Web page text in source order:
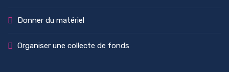
Donner du matériel
Organiser une collecte de fonds